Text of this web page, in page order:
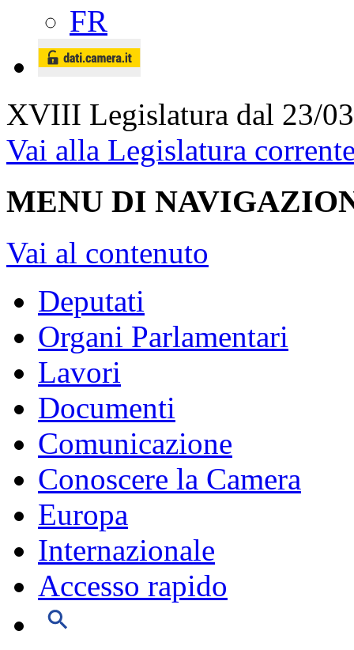
FR
XVIII Legislatura dal 23/
Vai alla Legislatura
MENU DI
Vai al contenuto
Deputati
Organi Parlamentari
Lavori
Documenti
Comunicazione
Conoscere la Camera
Europa
Internazionale
Accesso rapido